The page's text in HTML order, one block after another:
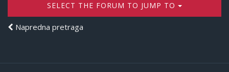
SELECT THE FORUM TO JUMP TO
Napredna pretraga